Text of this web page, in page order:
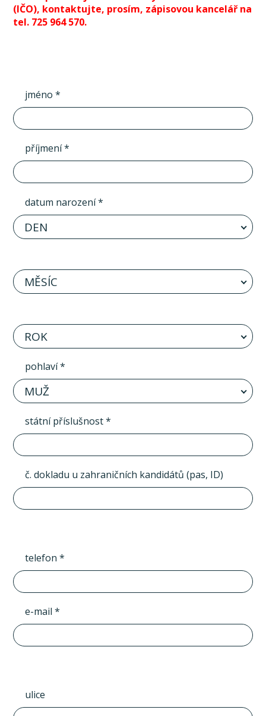
(IČO), kontaktujte, prosím, zápisovou kancelář na
tel. 725 964 570.
jméno *
příjmení *
datum narození *
DEN
MĚSÍC
ROK
pohlaví *
MUŽ
státní příslušnost *
č. dokladu u zahraničních kandidátů (pas, ID)
telefon *
e-mail *
ulice